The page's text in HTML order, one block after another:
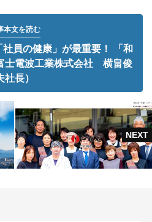
本文を読む
員の健康」が最重要！ 「和
士電波工業株式会社 横畠俊
社長）